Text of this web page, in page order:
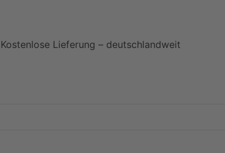
Kostenlose Lieferung – deutschlandweit